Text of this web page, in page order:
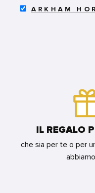
ESPANSIONE
SCIENZA
SELECT
MISKATONIC
ARKHAM
IL REGALO
che sia per te o per